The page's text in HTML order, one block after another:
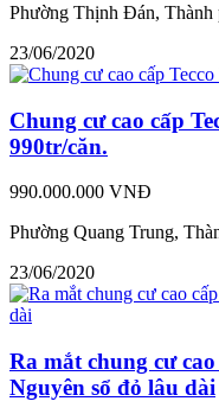
Phường Thịnh Đán,
23/06/2020
Chung cư cao cấp
990tr/căn.
990.000.000 VNĐ
Phường Quang Trung,
23/06/2020
Ra mắt chung cư
Nguyên sổ đỏ lâu dài